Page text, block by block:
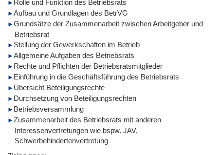
Rolle und Funktion des Betriebsrats
Aufbau und Grundlagen des BetrVG
Grundsätze der Zusammenarbeit zwischen Arbeitgeber und
Betriebsrat
Stellung der Gewerkschaften im Betrieb
Allgemeine Aufgaben des Betriebsrats
Rechte und Pflichten der Betriebsratsmitglieder
Einführung in die Geschäftsführung des Betriebsrats
Übersicht Beteiligungsrechte
Durchsetzung von Beteiligungsrechten
Betriebsversammlung
Zusammenarbeit des Betriebsrats mit anderen
Interessenvertretungen wie bspw. JAV,
Schwerbehindertenvertretung